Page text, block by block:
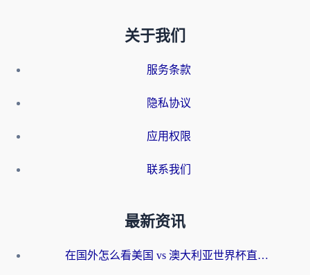
关于我们
服务条款
隐私协议
应用权限
联系我们
最新资讯
在国外怎么看美国 vs 澳大利亚世界杯直播？海外党必藏的中文解说观赛指南